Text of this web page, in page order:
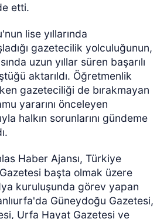
etti.
lise yıllarında
gazetecilik yolculuğunun,
uzun yıllar süren başarılı
aktarıldı. Öğretmenlik
gazeteciliği de bırakmayan
yararını önceleyen
halkın sorunlarını gündeme
Haber Ajansı, Türkiye
başta olmak üzere
kuruluşunda görev yapan
Güneydoğu Gazetesi,
Urfa Hayat Gazetesi ve